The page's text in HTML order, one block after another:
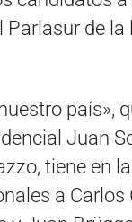
Parlasur de la
país»,
Juan
tiene en
a Carlos